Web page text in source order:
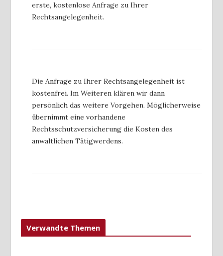
erste, kostenlose Anfrage zu Ihrer
Rechtsangelegenheit.
Die Anfrage zu Ihrer Rechtsangelegenheit ist
kostenfrei. Im Weiteren klären wir dann
persönlich das weitere Vorgehen. Möglicherweise
übernimmt eine vorhandene
Rechtsschutzversicherung die Kosten des
anwaltlichen Tätigwerdens.
Verwandte Themen